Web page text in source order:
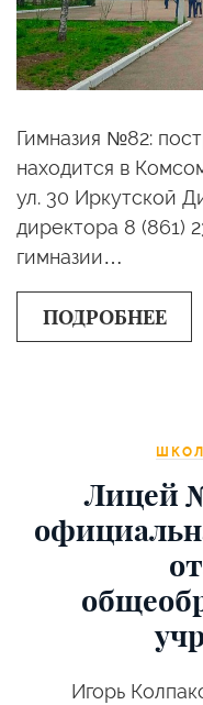
Гимназия №82:
находится в
ул. 30 Иркутской
директора 8 (861)
гимназии…
ПОДРОБНЕЕ
Лицей
Игорь